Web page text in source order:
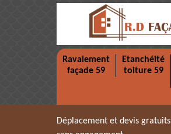
Ravalement
façade 59
Etanchéité
toiture 59
Déplacement et devis gratuits